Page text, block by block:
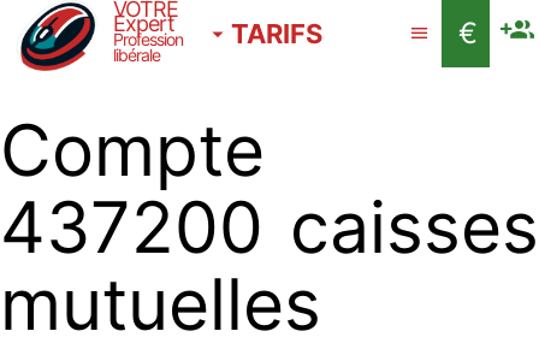
VOTRE
Expert
Profession
libérale
TARIFS €
Compte
437200 caisses
mutuelles